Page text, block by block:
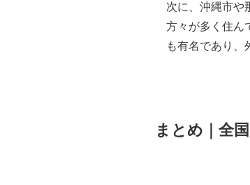
次に、沖縄市や
方々が多く住ん
も有名であり、
まとめ｜全